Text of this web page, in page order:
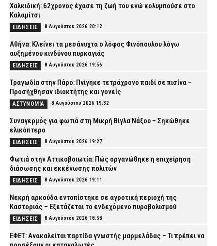
Χαλκιδική: 62χρονος έχασε τη ζωή του ενώ κολυμπούσε στο
Καλαμίτσι
ΕΙΔΗΣΕΙΣ 8 Αυγούστου 2026 20:12
Αθήνα: Κλείνει τα μεσάνυχτα ο λόφος Φινόπουλου λόγω
αυξημένου κινδύνου πυρκαγιάς
ΕΙΔΗΣΕΙΣ 8 Αυγούστου 2026 19:56
Τραγωδία στην Πάρο: Πνίγηκε τετράχρονο παιδί σε πισίνα –
Προσήχθησαν ιδιοκτήτης και γονείς
ΑΣΤΥΝΟΜΙΑ 8 Αυγούστου 2026 19:32
Συναγερμός για φωτιά στη Μικρή Βίγλα Νάξου – Σηκώθηκε
ελικόπτερο
ΕΙΔΗΣΕΙΣ 8 Αυγούστου 2026 19:27
Φωτιά στην Αττικοβοιωτία: Πώς οργανώθηκε η επιχείρηση
διάσωσης και εκκένωσης πολιτών
ΕΙΔΗΣΕΙΣ 8 Αυγούστου 2026 19:11
Νεκρή αρκούδα εντοπίστηκε σε αγροτική περιοχή της
Καστοριάς – Εξετάζεται το ενδεχόμενο πυροβολισμού
ΕΙΔΗΣΕΙΣ 8 Αυγούστου 2026 18:58
ΕΦΕΤ: Ανακαλείται παρτίδα γνωστής μαρμελάδας – Τι πρέπει να